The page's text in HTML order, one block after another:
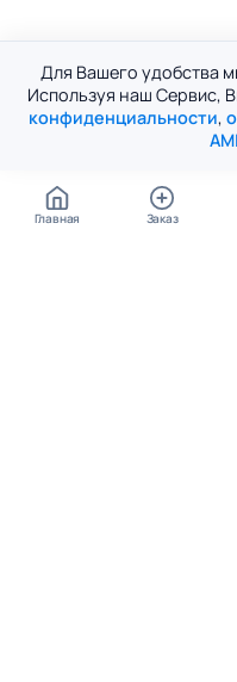
Для Вашего удобства
Используя наш Сервис,
конфиденциальности,
Главная Заказ